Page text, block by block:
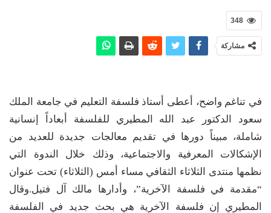
348
مشاركة
في تناغم واضح، أعطى أستاذ فلسفة التعليم في جامعة الملك
سعود الدكتور عبد الله المطيري للفلسفة أبعاداً إنسانية
شاملة، مبيناً دورها في تقديم معالجات جديدة للعديد من
الإشكالات المعرفية والاجتماعية، وذلك خلال الندوة التي
نظمها منتدى الثلاثاء الثقافي مساء أمس (الثلاثاء) تحت عنوان
“مقدمة في فلسفة الآخرية”، وأدارها مالك آل فتيل.وقال
المطيري إن فلسفة الآخرية هي بحث جديد في الفلسفة